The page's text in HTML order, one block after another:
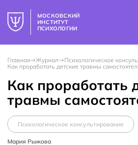
МОСКОВСКИЙ
ИНСТИТУТ
ПСИХОЛОГИИ
Главная Журнал
Психологическое
Как проработать детские травмы
Как проработать
травмы
Мария Рыжова
Психологическое консультирование